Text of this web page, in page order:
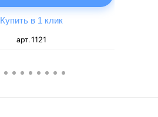
Купить в 1 клик
арт. 1121